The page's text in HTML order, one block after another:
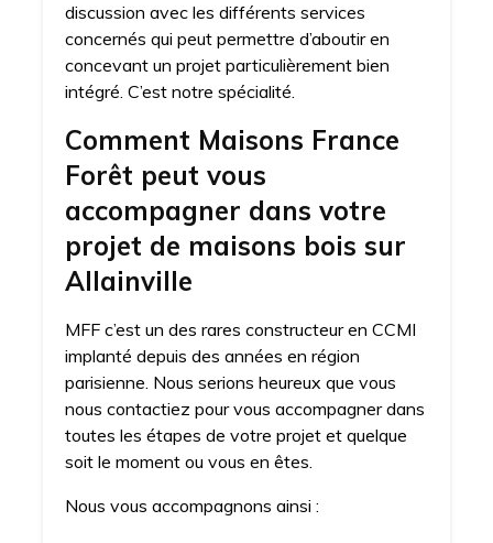
discussion avec les différents services
concernés qui peut permettre d’aboutir en
concevant un projet particulièrement bien
intégré. C’est notre spécialité.
Comment Maisons France
Forêt peut vous
accompagner dans votre
projet de maisons bois sur
Allainville
MFF c’est un des rares constructeur en CCMI
implanté depuis des années en région
parisienne. Nous serions heureux que vous
nous contactiez pour vous accompagner dans
toutes les étapes de votre projet et quelque
soit le moment ou vous en êtes.
Nous vous accompagnons ainsi :